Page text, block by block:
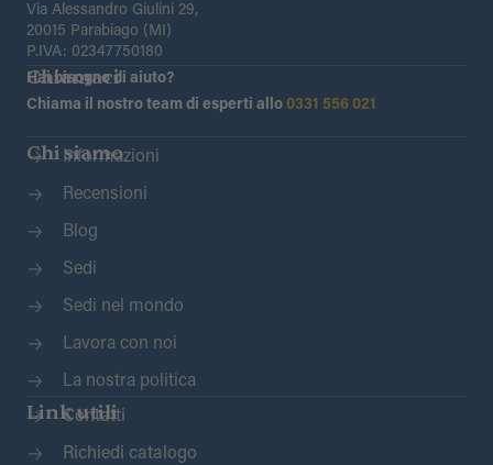
Via Alessandro Giulini 29,
20015 Parabiago (MI)
P.IVA: 02347750180
Chiamaci
Hai bisogno di aiuto?
Chiama il nostro team di esperti allo 0331 556 021
Chi siamo
Informazioni
Recensioni
Blog
Sedi
Sedi nel mondo
Lavora con noi
La nostra politica
Link utili
Contatti
Richiedi catalogo